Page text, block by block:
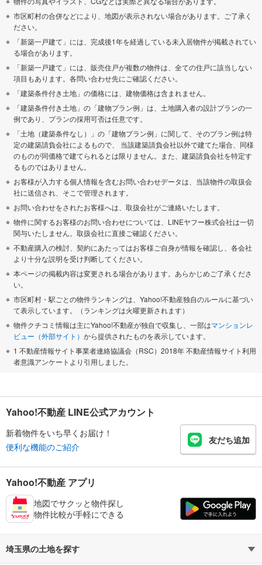
市区町村の合併などにより、地図が表示されない場合があります。ご了承く
ださい。
「新築一戸建て」には、完成後1年を経過している未入居物件が掲載されてい
る場合があります。
「新築一戸建て」には、販売住戸が複数の物件は、全ての住戸に該当しない
項目もあります。各問い合わせ先にご確認ください。
「建築条件付き土地」の価格には、建物価格は含まれません。
「建築条件付き土地」の「建物プラン例」は、土地購入者の設計プランの一
例であり、プランの採用可否は任意です。
「土地（建築条件なし）」の「建物プラン例」に関して、そのプラン例は特
定の建築請負会社によるもので、 当該建築請負会社以外で建てた場合、同様
のものが同価格で建てられるとは限りません。また、建築請負会社を特定す
るものではありません。
お客様が入力する個人情報を含むお問い合わせデータは、当該物件の取扱会
社に送信され、そこで管理されます。
お問い合わせをされたお客様へは、取扱会社がご連絡いたします。
物件に関するお客様のお問い合わせについては、LINEヤフー株式会社は一切
関与いたしません。取扱会社に直接ご確認ください。
不動産購入の検討、契約にあたってはお客様ご自身が情報を確認し、各会社
より十分な説明を受け判断してください。
本ページの掲載内容は変更される場合があります。あらかじめご了承くださ
い。
市区町村・駅ごとの物件ランキングは、Yahoo!不動産独自のルールに基づい
て表示しています。（ランキングは火曜更新されます）
物件クチコミ情報は主にYahoo!不動産が独自で収集し、一部はマンションレ
ビュー（外部サイト） から提供されたものを表示しています。
1 不動産情報サイト事業者連絡協議会（RSC）2018年 不動産情報サイト利用
者意識アンケートより引用しました。
Yahoo!不動産 LINE公式アカウント
新着物件をいち早くお届け！
便利な機能のご紹介
友だち追加
Yahoo!不動産 アプリ
地図でサクッと物件探し
物件比較が手軽にできる
埼玉県の土地を探す